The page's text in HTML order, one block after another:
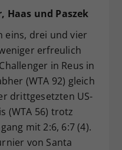
Haas und Paszek
eins, drei und vier
erfreulich
in Reus in
(WTA 92) gleich
drittgesetzten US-
(WTA 56) trotz
mit 2:6, 6:7 (4).
von Santa